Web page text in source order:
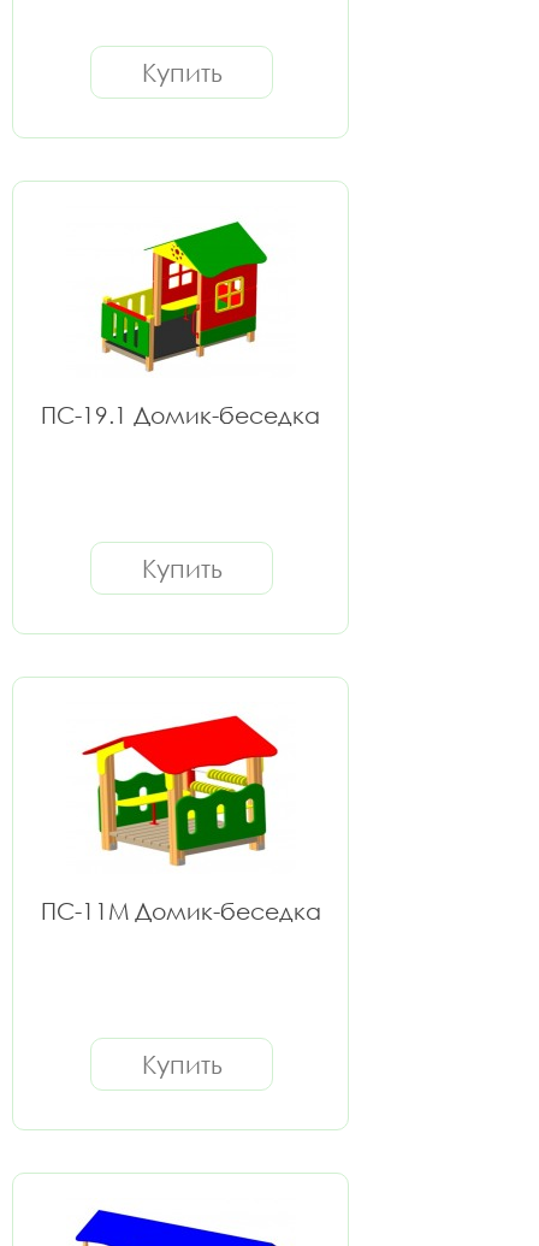
Купить
ПС-19.1 Домик-беседка
Купить
ПС-11М Домик-беседка
Купить